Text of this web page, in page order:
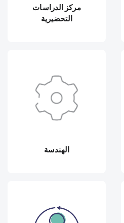
مركز الدراسات
التحضيرية
الهندسة